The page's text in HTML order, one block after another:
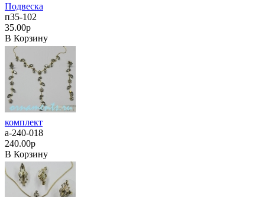
Подвеска
п35-102
35.00р
В Корзину
комплект
а-240-018
240.00р
В Корзину